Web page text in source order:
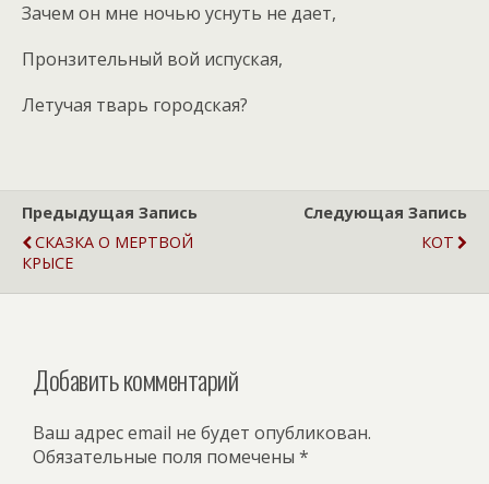
Зачем он мне ночью уснуть не дает,
Пронзительный вой испуская,
Летучая тварь городская?
Предыдущая Запись
СКАЗКА О МЕРТВОЙ
КРЫСЕ
Следующая Запись
КОТ
Добавить комментарий
Ваш адрес email не будет опубликован.
Обязательные поля помечены *